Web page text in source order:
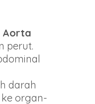
Aorta
perut.
darah
organ-